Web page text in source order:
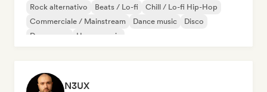
Rock alternativo Beats / Lo-fi
Chill / Lo-fi Hip-Hop
Commerciale / Mainstream
Dance music
Disco
Dream pop
House music
N3UX